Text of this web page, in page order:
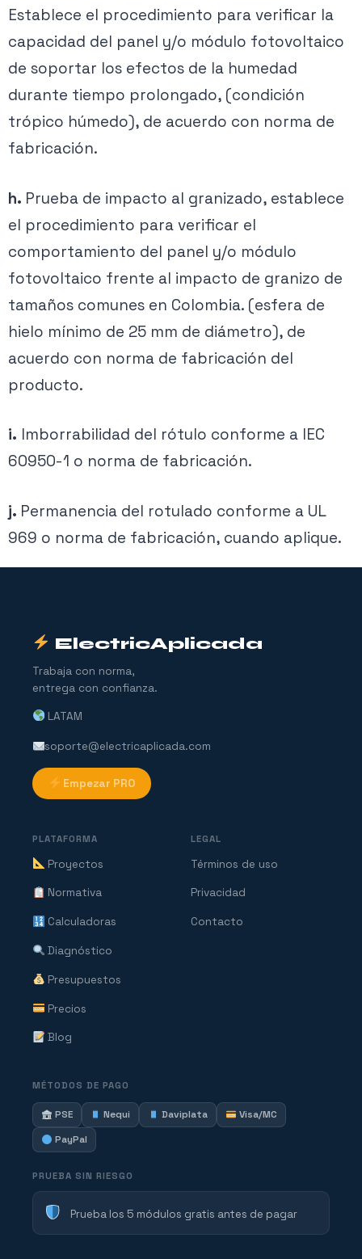
Establece el procedimiento para verificar la
capacidad del panel y/o módulo fotovoltaico
de soportar los efectos de la humedad
durante tiempo prolongado, (condición
trópico húmedo), de acuerdo con norma de
fabricación.
h. Prueba de impacto al granizado, establece
el procedimiento para verificar el
comportamiento del panel y/o módulo
fotovoltaico frente al impacto de granizo de
tamaños comunes en Colombia. (esfera de
hielo mínimo de 25 mm de diámetro), de
acuerdo con norma de fabricación del
producto.
i. Imborrabilidad del rótulo conforme a IEC
60950-1 o norma de fabricación.
j. Permanencia del rotulado conforme a UL
969 o norma de fabricación, cuando aplique.
ElectricAplicada
Trabaja con norma,
entrega con confianza.
LATAM
soporte@electricaplicada.com
Empezar PRO
PLATAFORMA
Proyectos
Normativa
Calculadoras
Diagnóstico
Presupuestos
Precios
Blog
LEGAL
Términos de uso
Privacidad
Contacto
MÉTODOS DE PAGO
PSE Nequi Daviplata
Visa/MC
PayPal
PRUEBA SIN RIESGO
Prueba los 5 módulos gratis antes de pagar